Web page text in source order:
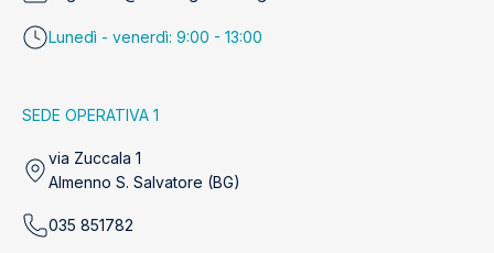
Lunedì - venerdì: 9:00 - 13:00
SEDE OPERATIVA 1
via Zuccala 1
Almenno S. Salvatore (BG)
035 851782